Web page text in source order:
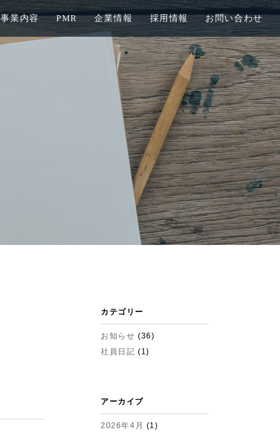
事業内容 PMR 企業情報 採用情報 お問い合わせ
カテゴリー
お知らせ (36)
社員日記 (1)
アーカイブ
2026年4月
(1)